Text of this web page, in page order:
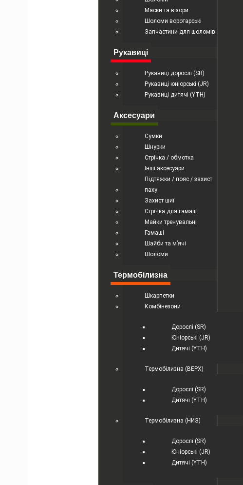
Маски та візори
Шоломи воротарські
Запчастини для шоломів
Рукавиці
Рукавиці дорослі (SR)
Рукавиці юніорські (JR)
Рукавиці дитячі (YTH)
Аксесуари
Сумки
Шнурки
Стрічка / обмотка
Інші аксесуари
Підтяжки / пояс / захист
паху
Захист шиї
Стрічка для гамаш
Майки тренувальні
Гамаші
Шайби та м’ячі
Шоломи
Термобілизна
Шкарпетки
Комбінезони
Дорослі (SR)
Юніорські (JR)
Дитячі (YTH)
Термобілизна (ВЕРХ)
Дорослі (SR)
Дитячі (YTH)
Термобілизна (НИЗ)
Дорослі (SR)
Юніорські (JR)
Дитячі (YTH)